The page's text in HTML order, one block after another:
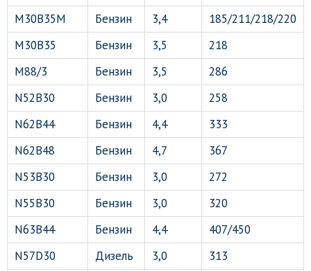
M30B35M
Бензин 3,4
185/211/218/220
M30B35
Бензин 3,5
218
M88/3
Бензин 3,5
286
N52B30
Бензин 3,0
258
N62B44
Бензин 4,4
333
N62B48
Бензин 4,7
367
N53B30
Бензин 3,0
272
N55B30
Бензин 3,0
320
N63B44
Бензин 4,4
407/450
N57D30
Дизель 3,0
313